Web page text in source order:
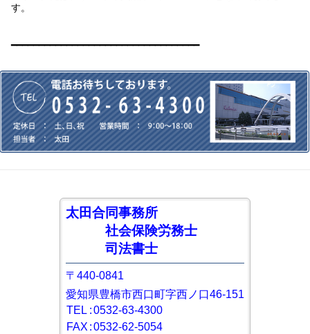
す。
━━━━━━━━━━━━━━━━━━━━━━━━━━━━━━━━━━
太田合同事務所
社会保険労務士
司法書士
〒440-0841
愛知県豊橋市西口町字西ノ口46-151
TEL :0532-63-4300
FAX :0532-62-5054